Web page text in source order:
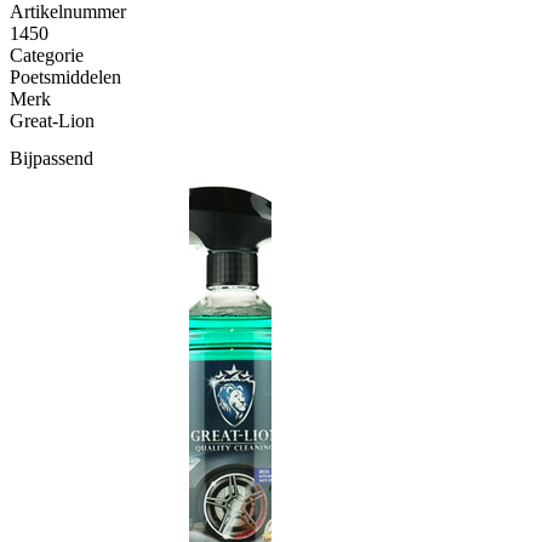
Artikelnummer
1450
Categorie
Poetsmiddelen
Merk
Great-Lion
Bijpassend